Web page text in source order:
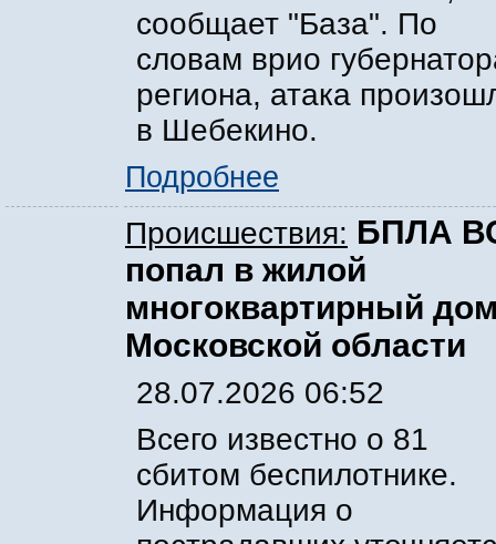
сообщает "База". По
словам врио
региона, атака
в Шебекино.
Подробнее
Происшествия: БПЛА
попал в жилой
многоквартирный
Московской области
28.07.2026 06:52
Всего известно о 81
сбитом беспилотнике.
Информация о